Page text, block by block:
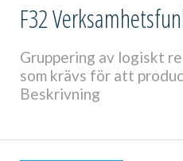
F32
Gruppering av logiskt
som krävs för att
Beskrivning